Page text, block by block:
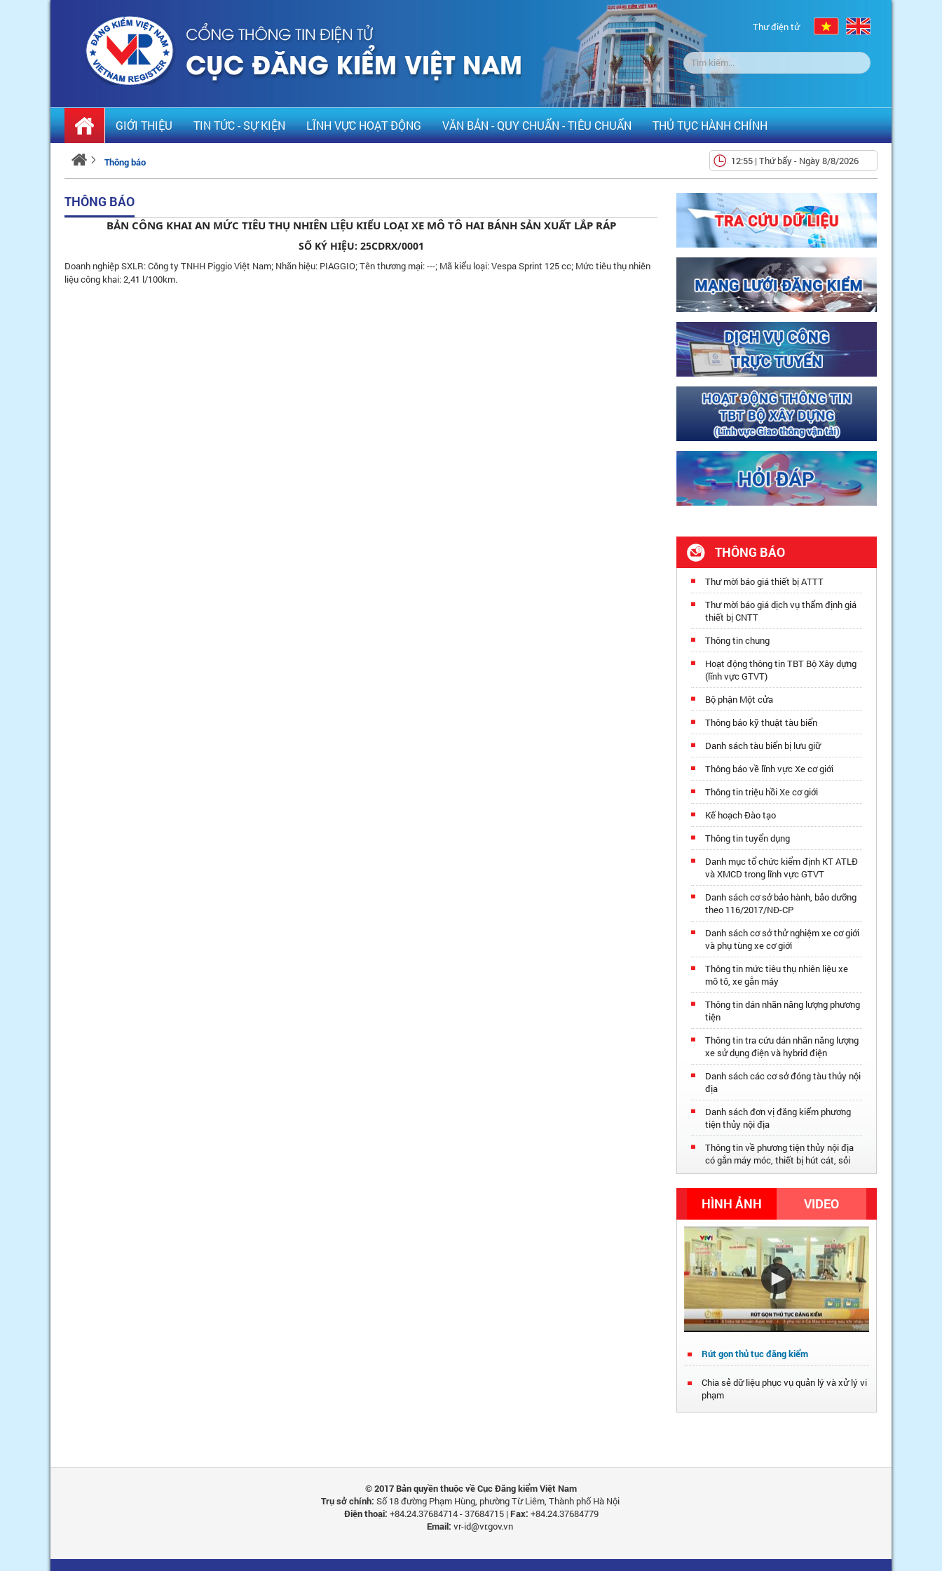
Thư điện tử
GIỚI THIỆU TIN TỨC - SỰ KIỆN LĨNH VỰC HOẠT ĐỘNG VĂN BẢN - QUY CHUẨN - TIÊU CHUẨN THỦ TỤC HÀNH CHÍNH
Thông báo 12:55 | Thứ bẩy - Ngày 8/8/2026
THÔNG BÁO
BẢN CÔNG KHAI AN MỨC TIÊU THỤ NHIÊN LIỆU KIỂU LOẠI XE MÔ TÔ HAI BÁNH SẢN XUẤT LẮP RÁP
SỐ KÝ HIỆU: 25CDRX/0001
Doanh nghiệp SXLR: Công ty TNHH Piggio Việt Nam; Nhãn hiệu: PIAGGIO; Tên thương mại: ---; Mã kiểu loại: Vespa Sprint 125 cc; Mức tiêu thụ nhiên
liệu công khai: 2,41 l/100km.
THÔNG BÁO
Thư mời báo giá thiết bị ATTT
Thư mời báo giá dịch vụ thẩm định giá
thiết bị CNTT
Thông tin chung
Hoạt động thông tin TBT Bộ Xây dựng
(lĩnh vực GTVT)
Bộ phận Một cửa
Thông báo kỹ thuật tàu biển
Danh sách tàu biển bị lưu giữ
Thông báo về lĩnh vực Xe cơ giới
Thông tin triệu hồi Xe cơ giới
Kế hoạch Đào tạo
Thông tin tuyển dụng
Danh mục tổ chức kiểm định KT ATLĐ
và XMCD trong lĩnh vực GTVT
Danh sách cơ sở bảo hành, bảo dưỡng
theo 116/2017/NĐ-CP
Danh sách cơ sở thử nghiệm xe cơ giới
và phụ tùng xe cơ giới
Thông tin mức tiêu thụ nhiên liệu xe
mô tô, xe gắn máy
Thông tin dán nhãn năng lượng phương
tiện
Thông tin tra cứu dán nhãn năng lượng
xe sử dụng điện và hybrid điện
Danh sách các cơ sở đóng tàu thủy nội
địa
Danh sách đơn vị đăng kiểm phương
tiện thủy nội địa
Thông tin về phương tiện thủy nội địa
có gắn máy móc, thiết bị hút cát, sỏi
VIDEO
HÌNH ẢNH
Rút gọn thủ tục đăng kiểm
Chia sẻ dữ liệu phục vụ quản lý và xử lý vi
phạm
© 2017 Bản quyền thuộc về Cục Đăng kiểm Việt Nam
Trụ sở chính: Số 18 đường Phạm Hùng, phường Từ Liêm, Thành phố Hà Nội
Điện thoại: +84.24.37684714 - 37684715 | Fax: +84.24.37684779
Email: vr-id@vr.gov.vn